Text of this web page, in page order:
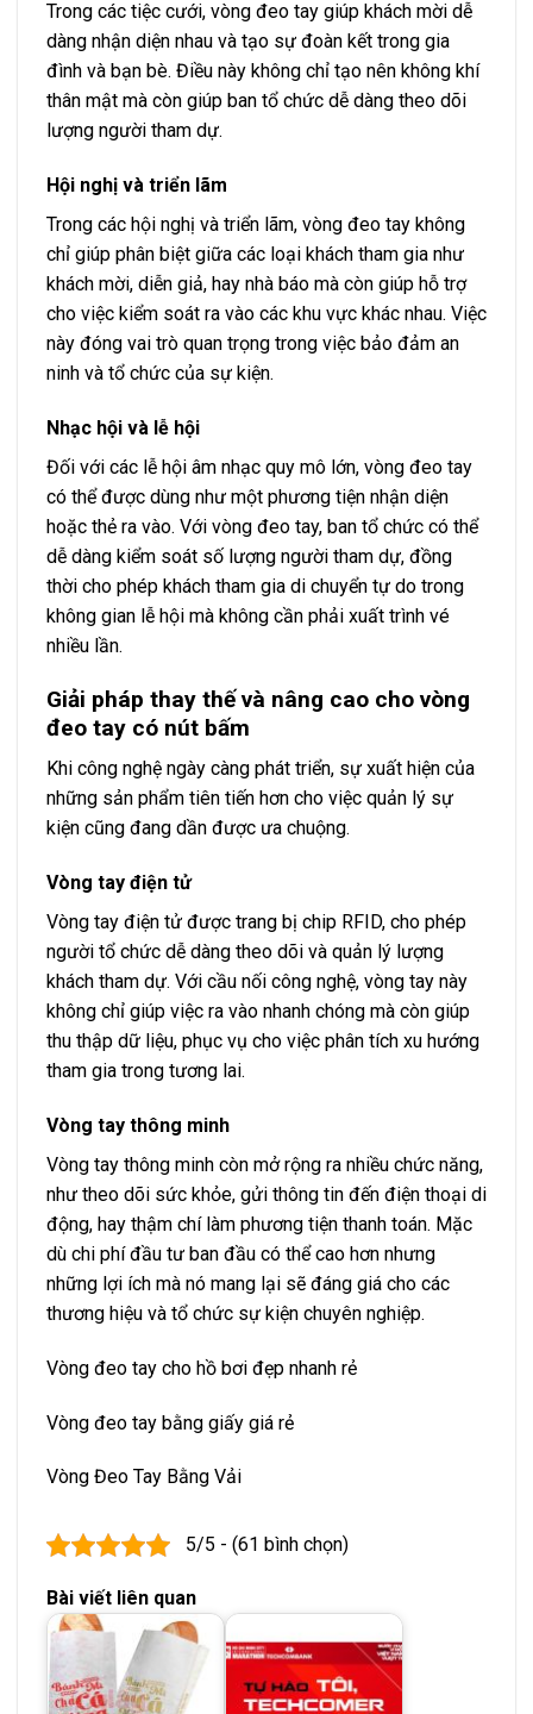
Trong các tiệc cưới, vòng đeo tay giúp khách mời dễ
dàng nhận diện nhau và tạo sự đoàn kết trong gia
đình và bạn bè. Điều này không chỉ tạo nên không khí
thân mật mà còn giúp ban tổ chức dễ dàng theo dõi
lượng người tham dự.
Hội nghị và triển lãm
Trong các hội nghị và triển lãm, vòng đeo tay không
chỉ giúp phân biệt giữa các loại khách tham gia như
khách mời, diễn giả, hay nhà báo mà còn giúp hỗ trợ
cho việc kiểm soát ra vào các khu vực khác nhau. Việc
này đóng vai trò quan trọng trong việc bảo đảm an
ninh và tổ chức của sự kiện.
Nhạc hội và lễ hội
Đối với các lễ hội âm nhạc quy mô lớn, vòng đeo tay
có thể được dùng như một phương tiện nhận diện
hoặc thẻ ra vào. Với vòng đeo tay, ban tổ chức có thể
dễ dàng kiểm soát số lượng người tham dự, đồng
thời cho phép khách tham gia di chuyển tự do trong
không gian lễ hội mà không cần phải xuất trình vé
nhiều lần.
Giải pháp thay thế và nâng cao cho vòng
đeo tay có nút bấm
Khi công nghệ ngày càng phát triển, sự xuất hiện của
những sản phẩm tiên tiến hơn cho việc quản lý sự
kiện cũng đang dần được ưa chuộng.
Vòng tay điện tử
Vòng tay điện tử được trang bị chip RFID, cho phép
người tổ chức dễ dàng theo dõi và quản lý lượng
khách tham dự. Với cầu nối công nghệ, vòng tay này
không chỉ giúp việc ra vào nhanh chóng mà còn giúp
thu thập dữ liệu, phục vụ cho việc phân tích xu hướng
tham gia trong tương lai.
Vòng tay thông minh
Vòng tay thông minh còn mở rộng ra nhiều chức năng,
như theo dõi sức khỏe, gửi thông tin đến điện thoại di
động, hay thậm chí làm phương tiện thanh toán. Mặc
dù chi phí đầu tư ban đầu có thể cao hơn nhưng
những lợi ích mà nó mang lại sẽ đáng giá cho các
thương hiệu và tổ chức sự kiện chuyên nghiệp.
Vòng đeo tay cho hồ bơi đẹp nhanh rẻ
Vòng đeo tay bằng giấy giá rẻ
Vòng Đeo Tay Bằng Vải
5/5 - (61 bình chọn)
Bài viết liên quan